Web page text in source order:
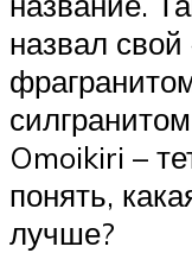
назвал свой
Omoikiri –
понять,
лучше?